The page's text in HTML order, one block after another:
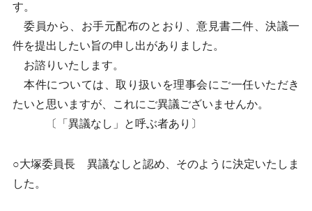
す。
委員から、お手元配布のとおり、意見書二件、決議一
件を提出したい旨の申し出がありました。
お諮りいたします。
本件については、取り扱いを理事会にご一任いただき
たいと思いますが、これにご異議ございませんか。
〔「異議なし」と呼ぶ者あり〕
○大塚委員長 異議なしと認め、そのように決定いたしま
した。